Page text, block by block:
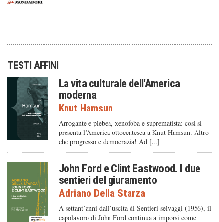
TESTI AFFINI
La vita culturale dell'America
moderna
Knut Hamsun
Arrogante e plebea, xenofoba e suprematista: così si
presenta l’America ottocentesca a Knut Hamsun. Altro
che progresso e democrazia! Ad [...]
John Ford e Clint Eastwood. I due
sentieri del giuramento
Adriano Della Starza
A settant’anni dall’uscita di Sentieri selvaggi (1956), il
capolavoro di John Ford continua a imporsi come